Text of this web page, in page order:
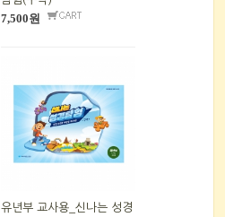
7,500원
유년부 교사용_신나는 성경